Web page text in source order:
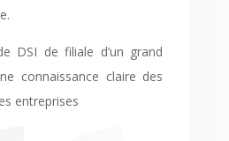
DSI de filiale d’un grand
connaissance claire des
entreprises